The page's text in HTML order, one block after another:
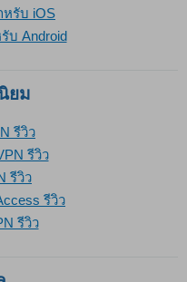
รับ iOS
บ Android
ยม
รีวิว
รีวิว
รีวิว
รีวิว
รีวิว